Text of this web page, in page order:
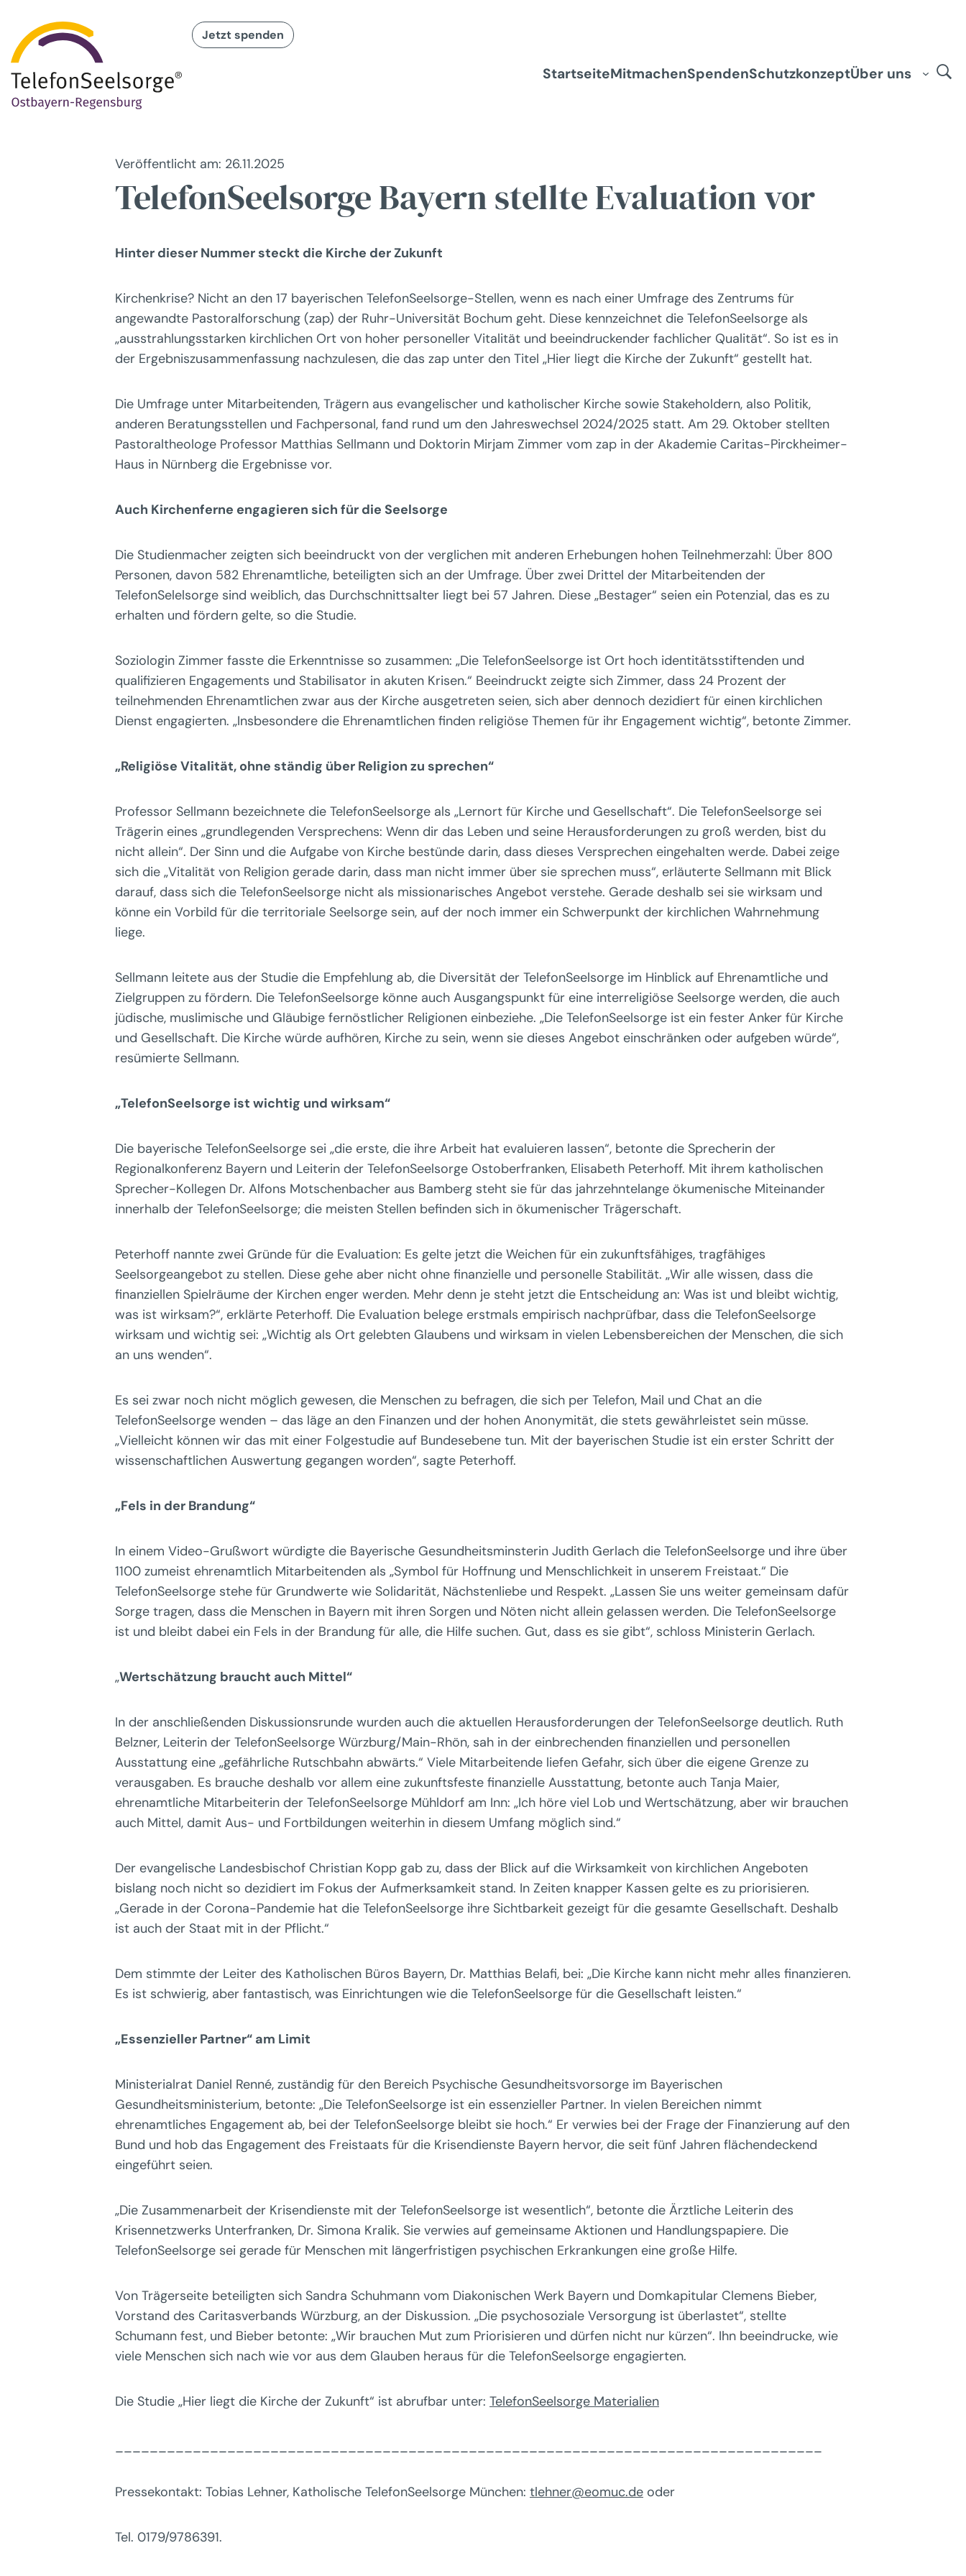
Jetzt spenden
StartseiteMitmachenSpendenSchutzkonzeptÜber uns
Veröffentlicht am: 26.11.2025
TelefonSeelsorge Bayern stellte Evaluation vor
Hinter dieser Nummer steckt die Kirche der Zukunft
Kirchenkrise? Nicht an den 17 bayerischen TelefonSeelsorge-Stellen, wenn es nach einer Umfrage des Zentrums für
angewandte Pastoralforschung (zap) der Ruhr-Universität Bochum geht. Diese kennzeichnet die TelefonSeelsorge als
„ausstrahlungsstarken kirchlichen Ort von hoher personeller Vitalität und beeindruckender fachlicher Qualität“. So ist es in
der Ergebniszusammenfassung nachzulesen, die das zap unter den Titel „Hier liegt die Kirche der Zukunft“ gestellt hat.
Die Umfrage unter Mitarbeitenden, Trägern aus evangelischer und katholischer Kirche sowie Stakeholdern, also Politik,
anderen Beratungsstellen und Fachpersonal, fand rund um den Jahreswechsel 2024/2025 statt. Am 29. Oktober stellten
Pastoraltheologe Professor Matthias Sellmann und Doktorin Mirjam Zimmer vom zap in der Akademie Caritas-Pirckheimer-
Haus in Nürnberg die Ergebnisse vor.
Auch Kirchenferne engagieren sich für die Seelsorge
Die Studienmacher zeigten sich beeindruckt von der verglichen mit anderen Erhebungen hohen Teilnehmerzahl: Über 800
Personen, davon 582 Ehrenamtliche, beteiligten sich an der Umfrage. Über zwei Drittel der Mitarbeitenden der
TelefonSelelsorge sind weiblich, das Durchschnittsalter liegt bei 57 Jahren. Diese „Bestager“ seien ein Potenzial, das es zu
erhalten und fördern gelte, so die Studie.
Soziologin Zimmer fasste die Erkenntnisse so zusammen: „Die TelefonSeelsorge ist Ort hoch identitätsstiftenden und
qualifizieren Engagements und Stabilisator in akuten Krisen.“ Beeindruckt zeigte sich Zimmer, dass 24 Prozent der
teilnehmenden Ehrenamtlichen zwar aus der Kirche ausgetreten seien, sich aber dennoch dezidiert für einen kirchlichen
Dienst engagierten. „Insbesondere die Ehrenamtlichen finden religiöse Themen für ihr Engagement wichtig“, betonte Zimmer.
„Religiöse Vitalität, ohne ständig über Religion zu sprechen“
Professor Sellmann bezeichnete die TelefonSeelsorge als „Lernort für Kirche und Gesellschaft“. Die TelefonSeelsorge sei
Trägerin eines „grundlegenden Versprechens: Wenn dir das Leben und seine Herausforderungen zu groß werden, bist du
nicht allein“. Der Sinn und die Aufgabe von Kirche bestünde darin, dass dieses Versprechen eingehalten werde. Dabei zeige
sich die „Vitalität von Religion gerade darin, dass man nicht immer über sie sprechen muss“, erläuterte Sellmann mit Blick
darauf, dass sich die TelefonSeelsorge nicht als missionarisches Angebot verstehe. Gerade deshalb sei sie wirksam und
könne ein Vorbild für die territoriale Seelsorge sein, auf der noch immer ein Schwerpunkt der kirchlichen Wahrnehmung
liege.
Sellmann leitete aus der Studie die Empfehlung ab, die Diversität der TelefonSeelsorge im Hinblick auf Ehrenamtliche und
Zielgruppen zu fördern. Die TelefonSeelsorge könne auch Ausgangspunkt für eine interreligiöse Seelsorge werden, die auch
jüdische, muslimische und Gläubige fernöstlicher Religionen einbeziehe. „Die TelefonSeelsorge ist ein fester Anker für Kirche
und Gesellschaft. Die Kirche würde aufhören, Kirche zu sein, wenn sie dieses Angebot einschränken oder aufgeben würde“,
resümierte Sellmann.
„TelefonSeelsorge ist wichtig und wirksam“
Die bayerische TelefonSeelsorge sei „die erste, die ihre Arbeit hat evaluieren lassen“, betonte die Sprecherin der
Regionalkonferenz Bayern und Leiterin der TelefonSeelsorge Ostoberfranken, Elisabeth Peterhoff. Mit ihrem katholischen
Sprecher-Kollegen Dr. Alfons Motschenbacher aus Bamberg steht sie für das jahrzehntelange ökumenische Miteinander
innerhalb der TelefonSeelsorge; die meisten Stellen befinden sich in ökumenischer Trägerschaft.
Peterhoff nannte zwei Gründe für die Evaluation: Es gelte jetzt die Weichen für ein zukunftsfähiges, tragfähiges
Seelsorgeangebot zu stellen. Diese gehe aber nicht ohne finanzielle und personelle Stabilität. „Wir alle wissen, dass die
finanziellen Spielräume der Kirchen enger werden. Mehr denn je steht jetzt die Entscheidung an: Was ist und bleibt wichtig,
was ist wirksam?“, erklärte Peterhoff. Die Evaluation belege erstmals empirisch nachprüfbar, dass die TelefonSeelsorge
wirksam und wichtig sei: „Wichtig als Ort gelebten Glaubens und wirksam in vielen Lebensbereichen der Menschen, die sich
an uns wenden“.
Es sei zwar noch nicht möglich gewesen, die Menschen zu befragen, die sich per Telefon, Mail und Chat an die
TelefonSeelsorge wenden – das läge an den Finanzen und der hohen Anonymität, die stets gewährleistet sein müsse.
„Vielleicht können wir das mit einer Folgestudie auf Bundesebene tun. Mit der bayerischen Studie ist ein erster Schritt der
wissenschaftlichen Auswertung gegangen worden“, sagte Peterhoff.
„Fels in der Brandung“
In einem Video-Grußwort würdigte die Bayerische Gesundheitsminsterin Judith Gerlach die TelefonSeelsorge und ihre über
1100 zumeist ehrenamtlich Mitarbeitenden als „Symbol für Hoffnung und Menschlichkeit in unserem Freistaat.“ Die
TelefonSeelsorge stehe für Grundwerte wie Solidarität, Nächstenliebe und Respekt. „Lassen Sie uns weiter gemeinsam dafür
Sorge tragen, dass die Menschen in Bayern mit ihren Sorgen und Nöten nicht allein gelassen werden. Die TelefonSeelsorge
ist und bleibt dabei ein Fels in der Brandung für alle, die Hilfe suchen. Gut, dass es sie gibt“, schloss Ministerin Gerlach.
„Wertschätzung braucht auch Mittel“
In der anschließenden Diskussionsrunde wurden auch die aktuellen Herausforderungen der TelefonSeelsorge deutlich. Ruth
Belzner, Leiterin der TelefonSeelsorge Würzburg/Main-Rhön, sah in der einbrechenden finanziellen und personellen
Ausstattung eine „gefährliche Rutschbahn abwärts.“ Viele Mitarbeitende liefen Gefahr, sich über die eigene Grenze zu
verausgaben. Es brauche deshalb vor allem eine zukunftsfeste finanzielle Ausstattung, betonte auch Tanja Maier,
ehrenamtliche Mitarbeiterin der TelefonSeelsorge Mühldorf am Inn: „Ich höre viel Lob und Wertschätzung, aber wir brauchen
auch Mittel, damit Aus- und Fortbildungen weiterhin in diesem Umfang möglich sind.“
Der evangelische Landesbischof Christian Kopp gab zu, dass der Blick auf die Wirksamkeit von kirchlichen Angeboten
bislang noch nicht so dezidiert im Fokus der Aufmerksamkeit stand. In Zeiten knapper Kassen gelte es zu priorisieren.
„Gerade in der Corona-Pandemie hat die TelefonSeelsorge ihre Sichtbarkeit gezeigt für die gesamte Gesellschaft. Deshalb
ist auch der Staat mit in der Pflicht.“
Dem stimmte der Leiter des Katholischen Büros Bayern, Dr. Matthias Belafi, bei: „Die Kirche kann nicht mehr alles finanzieren.
Es ist schwierig, aber fantastisch, was Einrichtungen wie die TelefonSeelsorge für die Gesellschaft leisten.“
„Essenzieller Partner“ am Limit
Ministerialrat Daniel Renné, zuständig für den Bereich Psychische Gesundheitsvorsorge im Bayerischen
Gesundheitsministerium, betonte: „Die TelefonSeelsorge ist ein essenzieller Partner. In vielen Bereichen nimmt
ehrenamtliches Engagement ab, bei der TelefonSeelsorge bleibt sie hoch.“ Er verwies bei der Frage der Finanzierung auf den
Bund und hob das Engagement des Freistaats für die Krisendienste Bayern hervor, die seit fünf Jahren flächendeckend
eingeführt seien.
„Die Zusammenarbeit der Krisendienste mit der TelefonSeelsorge ist wesentlich“, betonte die Ärztliche Leiterin des
Krisennetzwerks Unterfranken, Dr. Simona Kralik. Sie verwies auf gemeinsame Aktionen und Handlungspapiere. Die
TelefonSeelsorge sei gerade für Menschen mit längerfristigen psychischen Erkrankungen eine große Hilfe.
Von Trägerseite beteiligten sich Sandra Schuhmann vom Diakonischen Werk Bayern und Domkapitular Clemens Bieber,
Vorstand des Caritasverbands Würzburg, an der Diskussion. „Die psychosoziale Versorgung ist überlastet“, stellte
Schumann fest, und Bieber betonte: „Wir brauchen Mut zum Priorisieren und dürfen nicht nur kürzen“. Ihn beeindrucke, wie
viele Menschen sich nach wie vor aus dem Glauben heraus für die TelefonSeelsorge engagierten.
Die Studie „Hier liegt die Kirche der Zukunft“ ist abrufbar unter: TelefonSeelsorge Materialien
__________________________________________________________________________________
Pressekontakt: Tobias Lehner, Katholische TelefonSeelsorge München: tlehner@eomuc.de oder
Tel. 0179/9786391.